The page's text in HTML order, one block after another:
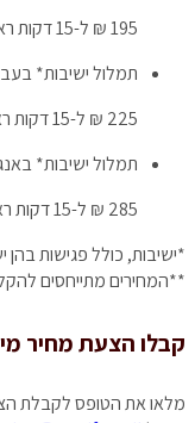
195 ₪ ל-15 דקות ראשונות, ו-13 ₪ לכל דקת הקלטה נוספת**
תמלול ישיבות*
225 ₪ ל-15 דקות ראשונות, ו-15 ₪ לכל דקת הקלטה נוספת**
תמלול ישיבות*
285 ₪ ל-15 דקות ראשונות, ו-19 ₪ לכל דקת הקלטה נוספת**
*ישיבות, כולל פגישות בהן
**המחירים מתייחסים
קבלו הצעת מחיר
מלאו את הטופס לקבלת